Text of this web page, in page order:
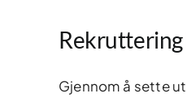
Rekruttering
Gjennom å sette